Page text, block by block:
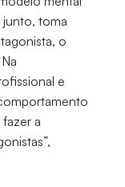
toma
o
e
a